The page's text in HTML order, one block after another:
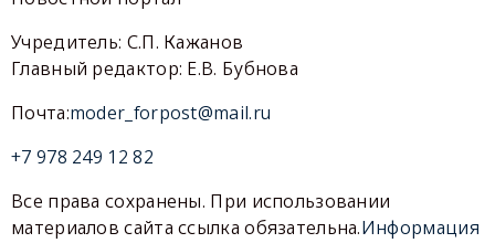
Учредитель: С.П. Кажанов
Главный редактор: Е.В. Бубнова
Почта:moder_forpost@mail.ru
+7 978 249 12 82
Все права сохранены. При использовании
материалов сайта ссылка обязательна.Информация